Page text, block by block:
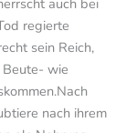
auch bei
regierte
sein Reich,
Beute- wie
nach ihrem